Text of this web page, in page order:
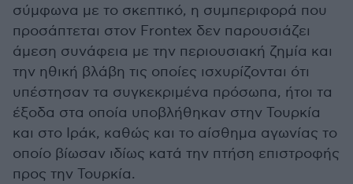
σύμφωνα με το σκεπτικό, η συμπεριφορά που
προσάπτεται στον Frontex δεν παρουσιάζει
άμεση συνάφεια με την περιουσιακή ζημία και
την ηθική βλάβη τις οποίες ισχυρίζονται ότι
υπέστησαν τα συγκεκριμένα πρόσωπα, ήτοι τα
έξοδα στα οποία υποβλήθηκαν στην Τουρκία
και στο Ιράκ, καθώς και το αίσθημα αγωνίας το
οποίο βίωσαν ιδίως κατά την πτήση επιστροφής
προς την Τουρκία.